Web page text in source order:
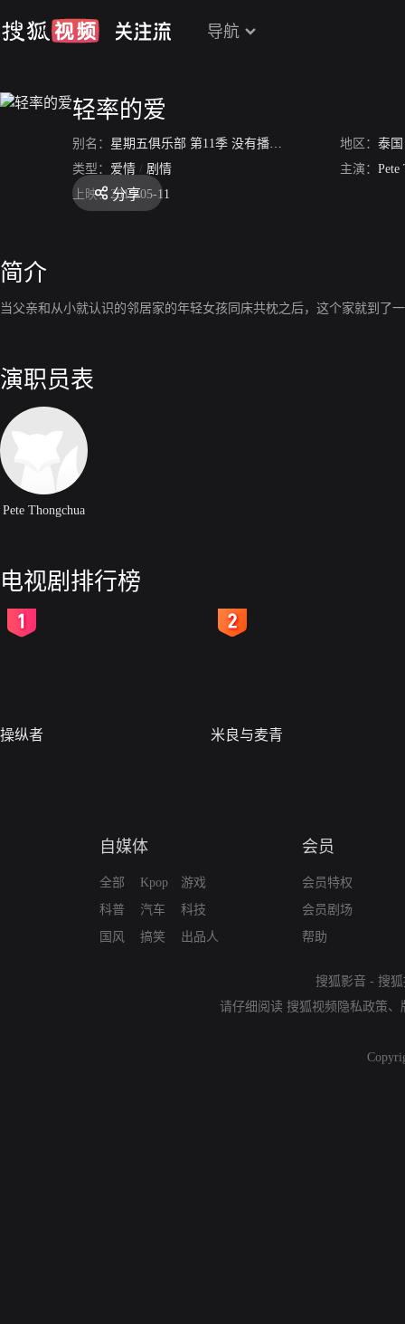
导航
轻率的爱
别名： 星期五俱乐部 第11季 没有播出的爱 之 轻率的爱 /鲁
地区： 泰国
类型： 爱情 / 剧情 主演： Pete
上映： 2019-05-11
分享
简介
当父亲和从小就认识的邻居家的年轻女孩同床共枕之后，这个家就到
演职员表
Pete Thongchua
电视剧排行榜
操纵者 米良与麦青
自媒体
全部
科普
国风
Kpop
汽车
搞笑
游戏
科技
出品人
会员
会员特权
会员剧场
帮助
搜狐影音 - 搜
请仔细阅读 搜狐视频隐私政策、